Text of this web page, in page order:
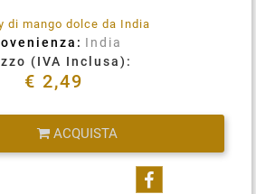
di mango dolce da India
India
(IVA Inclusa):
€ 2,49
ACQUISTA